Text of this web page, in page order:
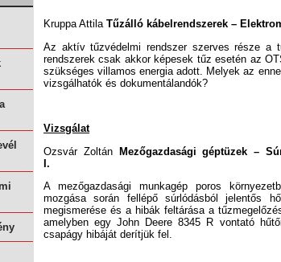
Kruppa AttilaTűzálló kábelrendszerek –
Az aktív tűzvédelmi rendszer szerves része a
rendszerek csak akkor képesek tűz esetén az
szükséges villamos energia adott. Melyek az
vizsgálhatók és dokumentálandók?
Vizsgálat
Ozsvár Zoltán Mezőgazdasági géptüzek –
I.
A mezőgazdasági munkagép poros
mozgása során fellépő súrlódásból jelentős
megismerése és a hibák feltárása a
amelyben egy John Deere 8345 R vontató
csapágy hibáját derítjük fel.